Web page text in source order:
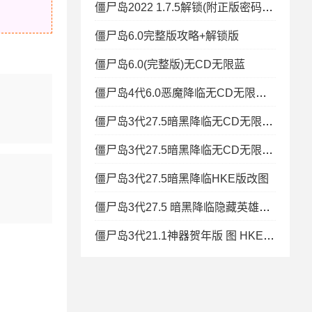
僵尸岛2022 1.7.5解锁(附正版密码) 全+特改礼包CD全屏
僵尸岛6.0完整版攻略+解锁版
僵尸岛6.0(完整版)无CD无限蓝
僵尸岛4代6.0恶魔降临无CD无限蓝P闪
僵尸岛3代27.5暗黑降临无CD无限蓝P闪 隐藏英雄密码无
僵尸岛3代27.5暗黑降临无CD无限蓝P闪+隐藏英雄密码
僵尸岛3代27.5暗黑降临HKE版改图
僵尸岛3代27.5 暗黑降临隐藏英雄密码
僵尸岛3代21.1神器贺年版 图 HKE功能 钱木控单位